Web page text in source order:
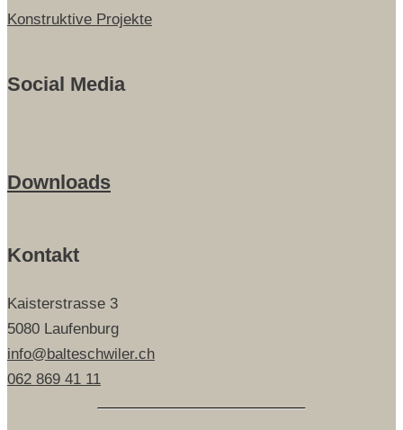
Konstruktive Projekte
Social Media
Downloads
Kontakt
Kaisterstrasse 3
5080 Laufenburg
info@balteschwiler.ch
062 869 41 11